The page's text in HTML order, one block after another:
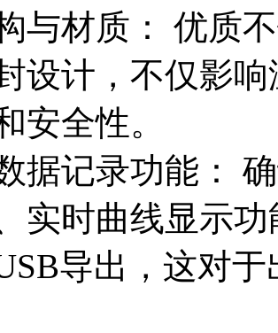
与材质： 优质
设计，不仅影
安全性。
据记录功能：
实时曲线显示
导出，这对